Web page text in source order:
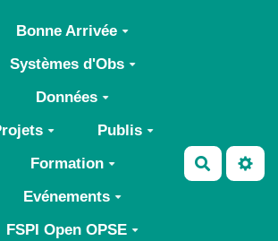
principal
Bonne Arrivée
Systèmes d'Obs
Données
Publis
Formation
Evénements
FSPI Open OPSE